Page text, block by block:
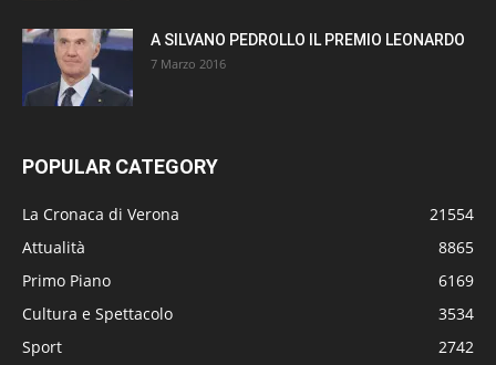
A SILVANO PEDROLLO IL PREMIO LEONARDO
7 Marzo 2016
POPULAR CATEGORY
La Cronaca di Verona
21554
Attualità
8865
Primo Piano
6169
Cultura e Spettacolo
3534
Sport
2742